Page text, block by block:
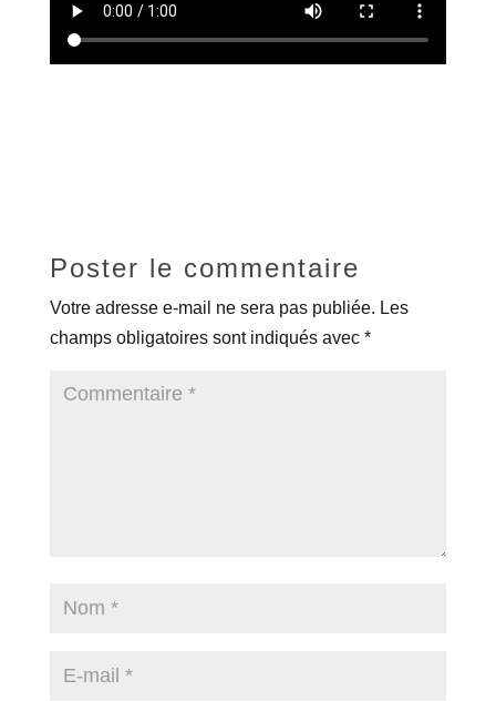
Poster le commentaire
Votre adresse e-mail ne sera pas publiée. Les
champs obligatoires sont indiqués avec *